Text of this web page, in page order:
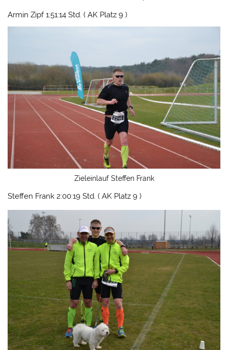
Armin Zipf 1:51:14 Std. ( AK Platz 9 )
Zieleinlauf Steffen Frank
Steffen Frank 2:00:19 Std. ( AK Platz 9 )